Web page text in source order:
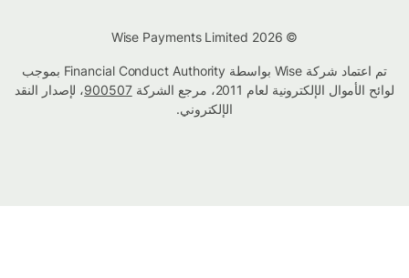
تم اعتماد شركة Wise بواسطة Financial Conduct Authority بموجب
لوائح الأموال الإلكترونية لعام 2011، مرجع الشركة
900507، لإصدار النقد
الإلكتروني.